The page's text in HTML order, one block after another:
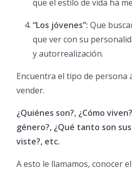
que el estilo de vida ha
“Los jóvenes”: Que
que ver con su
y autorrealización.
Encuentra el tipo de persona
vender.
¿Quiénes son?, ¿Cómo
género?, ¿Qué tanto son
viste?, etc.
A esto le llamamos, conocer el